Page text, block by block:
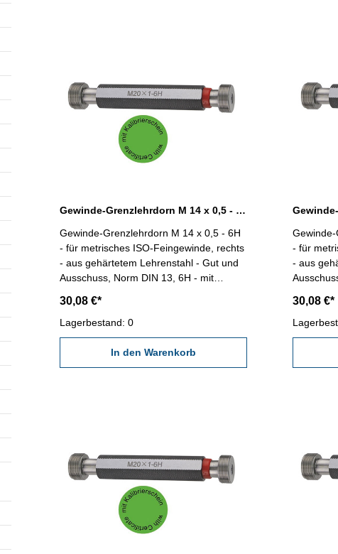
Gewinde-Grenzlehrdorn M 14 x 0,5 - 6H DIN 13
Gewinde-Grenzlehrdorn M 14 x 0,5 - 6H
- für metrisches ISO-Feingewinde, rechts
- aus gehärtetem Lehrenstahl - Gut und
Ausschuss, Norm DIN 13, 6H - mit
30,08 €*
Lagerbestand: 0
In den Warenkorb
- für
- aus
30,08 €*